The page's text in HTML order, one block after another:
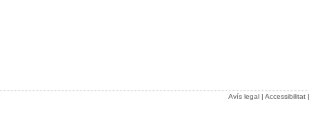
Avís legal| Accessibilitat